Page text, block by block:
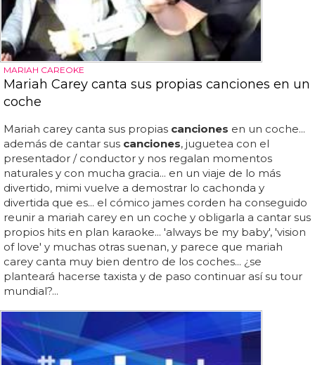
MARIAH CAREOKE
Mariah Carey canta sus propias canciones en un
coche
Mariah carey canta sus propias canciones en un coche...
además de cantar sus canciones, juguetea con el
presentador / conductor y nos regalan momentos
naturales y con mucha gracia... en un viaje de lo más
divertido, mimi vuelve a demostrar lo cachonda y
divertida que es... el cómico james corden ha conseguido
reunir a mariah carey en un coche y obligarla a cantar sus
propios hits en plan karaoke... 'always be my baby', 'vision
of love' y muchas otras suenan, y parece que mariah
carey canta muy bien dentro de los coches... ¿se
planteará hacerse taxista y de paso continuar así su tour
mundial?...